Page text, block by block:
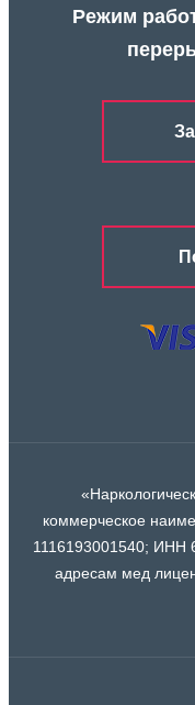
Режим
коммерческое
1116193001540; ИНН
адресам мед